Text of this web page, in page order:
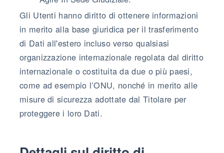
Gli Utenti hanno diritto di ottenere informazioni
in merito alla base giuridica per il trasferimento
di Dati all'estero incluso verso qualsiasi
organizzazione internazionale regolata dal diritto
internazionale o costituita da due o più paesi,
come ad esempio l’ONU, nonché in merito alle
misure di sicurezza adottate dal Titolare per
proteggere i loro Dati.